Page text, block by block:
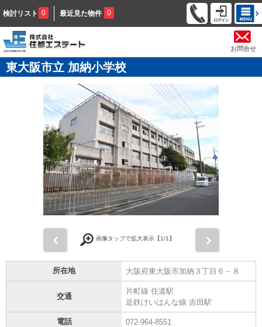
検討リスト 0 最近見た物件 0
お問合せ
東大阪市立 加納小学校
画像タップで拡大表示【1/1】
所在地 大阪府東大阪市加納３丁目６－８
交通
片町線 住道駅
近鉄けいはんな線 吉田駅
電話 072-964-8551